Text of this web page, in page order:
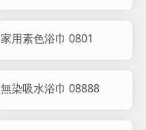
家用素色浴巾 0801
無染吸水浴巾 08888